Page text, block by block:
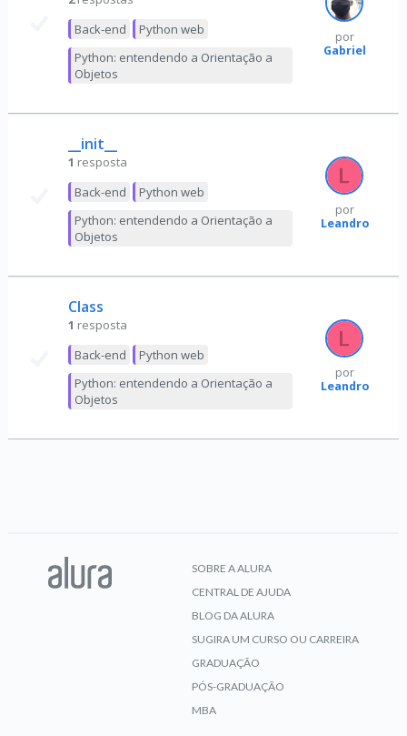
Back-end
Python web
Python: entendendo a Orientação a
Objetos
por
Gabriel
__init__
1 resposta
Back-end
Python web
Python: entendendo a Orientação a
Objetos
por
Leandro
Class
1 resposta
Back-end
Python web
Python: entendendo a Orientação a
Objetos
por
Leandro
SOBRE A ALURA
CENTRAL DE AJUDA
BLOG DA ALURA
SUGIRA UM CURSO OU CARREIRA
GRADUAÇÃO
PÓS-GRADUAÇÃO
MBA